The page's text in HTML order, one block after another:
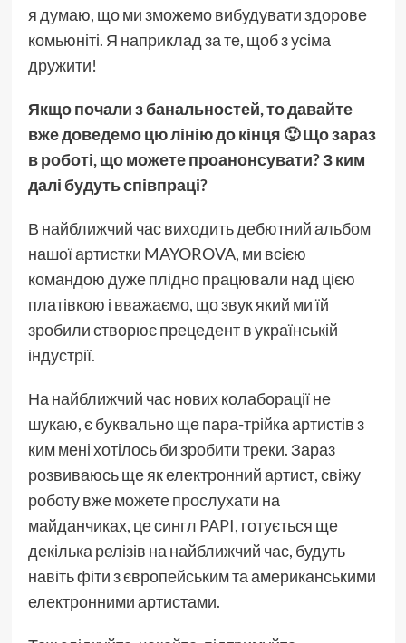
я думаю, що ми зможемо вибудувати здорове
комьюніті. Я наприклад за те, щоб з усіма
дружити!
Якщо почали з банальностей, то давайте
вже доведемо цю лінію до кінця 🙂 Що зараз
в роботі, що можете проанонсувати? З ким
далі будуть співпраці?
В найближчий час виходить дебютний альбом
нашої артистки MAYOROVA, ми всією
командою дуже плідно працювали над цією
платівкою і вважаємо, що звук який ми їй
зробили створює прецедент в українській
індустрії.
На найближчий час нових колаборації не
шукаю, є буквально ще пара-трійка артистів з
ким мені хотілось би зробити треки. Зараз
розвиваюсь ще як електронний артист, свіжу
роботу вже можете прослухати на
майданчиках, це сингл PAPI, готується ще
декілька релізів на найближчий час, будуть
навіть фіти з європейським та американськими
електронними артистами.